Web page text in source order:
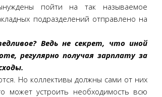
пойти на так называемое
подразделений отправлено на
Ведь не секрет, что иной
регулярно получая зарплату за
Но коллективы должны сами от них
может устроить необходимость всю